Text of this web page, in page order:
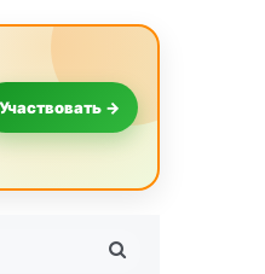
Участвовать →